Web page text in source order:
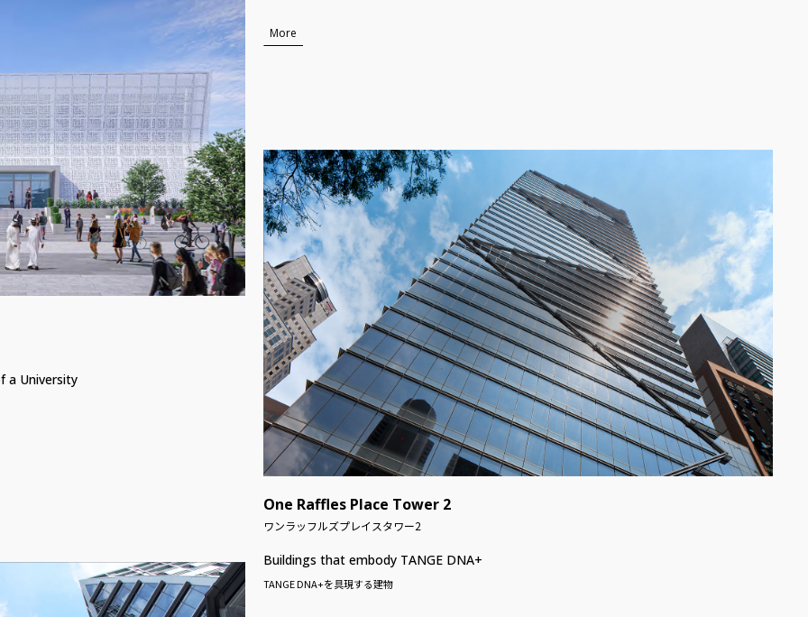
More
a University
One Raffles Place Tower 2
ワンラッフルズプレイスタワー2
Buildings that embody TANGE DNA+
TANGE DNA+を具現する建物